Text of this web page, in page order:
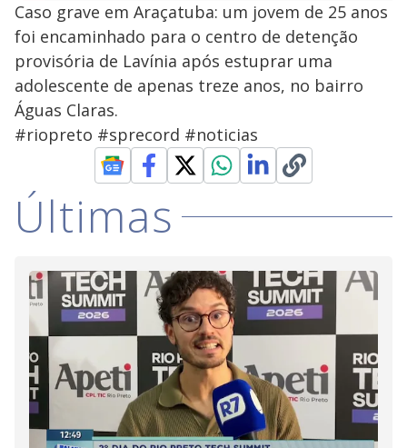
Caso grave em Araçatuba: um jovem de 25 anos
foi encaminhado para o centro de detenção
provisória de Lavínia após estuprar uma
adolescente de apenas treze anos, no bairro
Águas Claras.
#riopreto #sprecord #noticias
Últimas